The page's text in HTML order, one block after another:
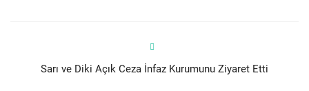
Sarı ve Diki Açık Ceza İnfaz Kurumunu Ziyaret Etti